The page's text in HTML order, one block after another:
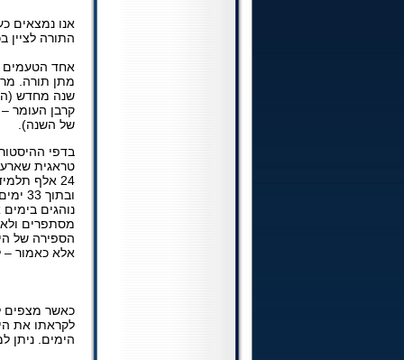
אנו נמצאים
התורה לציין
אחד הטעמים
מתן תורה.
שנה מחדש
קרבן העומר
של השנה).
בדפי
טראגית
24 אלף
נוהגים
מסתפרים
הספירה של
אלא כאמור –
כאשר מצפים
לקראתו את
הימים. ניתן